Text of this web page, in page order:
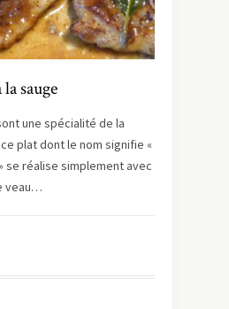
sauge
une spécialité de la
plat dont le nom signifie «
se réalise simplement avec
veau…